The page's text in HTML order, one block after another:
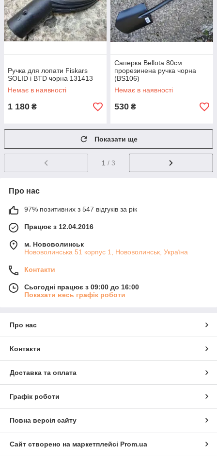
Ручка для лопати Fiskars
SOLID і BTD чорна 131413
Немає в наявності
1 180 ₴
Саперка Bellota 80см
прорезинена ручка чорна
(BS106)
Немає в наявності
530 ₴
Показати ще
1 / 3
Про нас
97% позитивних з 547 відгуків за рік
Працює з 12.04.2016
м. Нововолинськ
Нововолинська 51 корпус 1, Нововолинськ, Україна
Контакти
Сьогодні працює з 09:00 до 16:00
Показати весь графік роботи
Про нас
Контакти
Доставка та оплата
Графік роботи
Повна версія сайту
Сайт створено на маркетплейсі Prom.ua